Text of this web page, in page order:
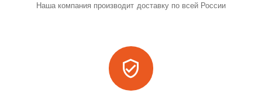
Наша компания производит доставку по всей России